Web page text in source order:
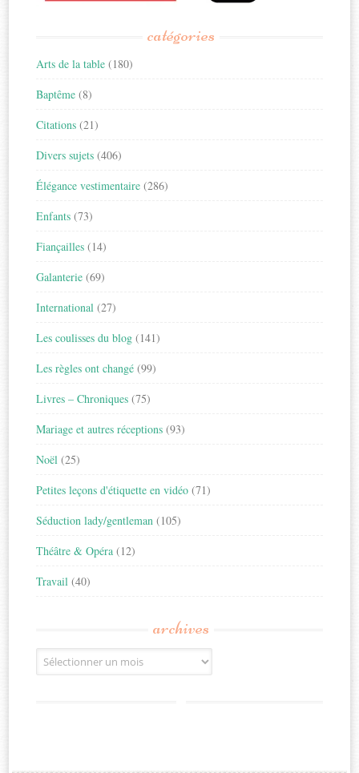
catégories
Arts de la table (180)
Baptême (8)
Citations (21)
Divers sujets (406)
Élégance vestimentaire (286)
Enfants (73)
Fiançailles (14)
Galanterie (69)
International (27)
Les coulisses du blog (141)
Les règles ont changé (99)
Livres – Chroniques (75)
Mariage et autres réceptions (93)
Noël (25)
Petites leçons d'étiquette en vidéo (71)
Séduction lady/gentleman (105)
Théâtre & Opéra (12)
Travail (40)
archives
Archives